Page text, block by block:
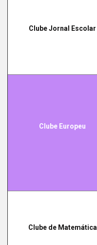
Clube Jornal Escolar
Clube Europeu
Clube de Matemática